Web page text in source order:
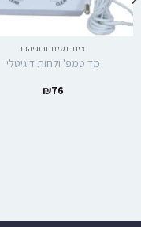
ציוד בטיחות וגיהות
מד טמפ' ולחות דיגיטלי
₪76